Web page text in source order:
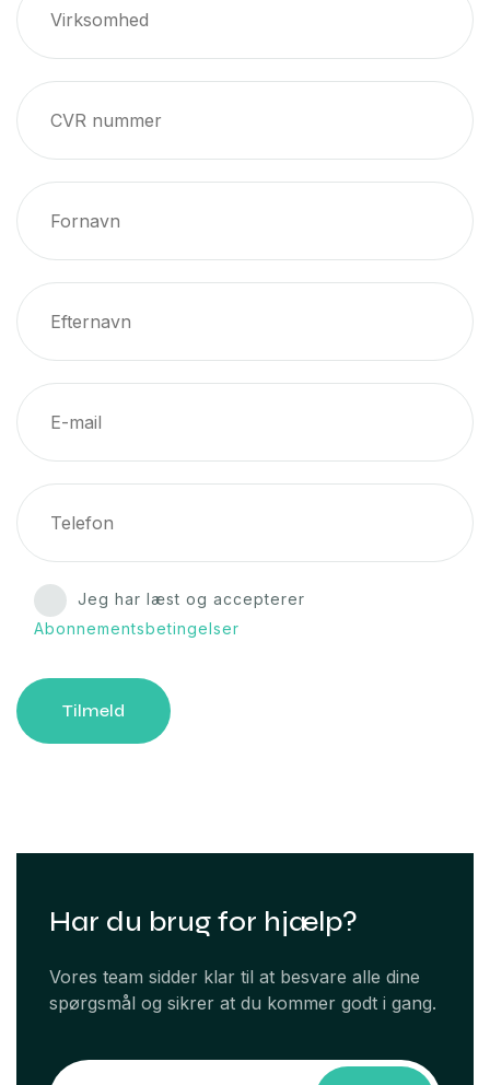
Jeg har læst og accepterer
Abonnementsbetingelser
Tilmeld
Har du brug for hjælp?
Vores team sidder klar til at besvare alle dine
spørgsmål og sikrer at du kommer godt i gang.